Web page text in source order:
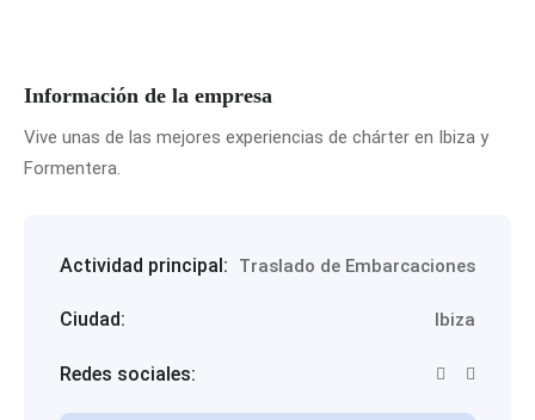
Información de la empresa
Vive unas de las mejores experiencias de chárter en Ibiza y
Formentera.
Actividad principal: Traslado de Embarcaciones
Ciudad: Ibiza
Redes sociales: